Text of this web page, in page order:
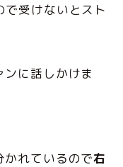
受けないとスト
に話しかけま
かれているので右